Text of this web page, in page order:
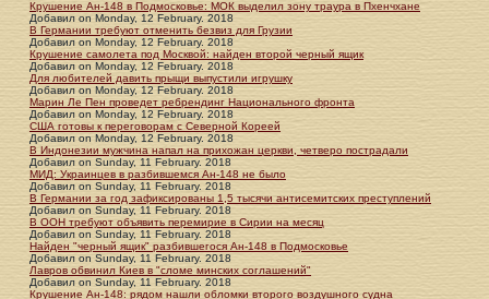
Крушение Ан-148 в Подмосковье: МОК выделил зону траура в Пхенчхане
Добавил on Monday, 12 February. 2018
В Германии требуют отменить безвиз для Грузии
Добавил on Monday, 12 February. 2018
Крушение самолета под Москвой: найден второй черный ящик
Добавил on Monday, 12 February. 2018
Для любителей давить прыщи выпустили игрушку
Добавил on Monday, 12 February. 2018
Марин Ле Пен проведет ребрендинг Национального фронта
Добавил on Monday, 12 February. 2018
США готовы к переговорам с Северной Кореей
Добавил on Monday, 12 February. 2018
В Индонезии мужчина напал на прихожан церкви, четверо пострадали
Добавил on Sunday, 11 February. 2018
МИД: Украинцев в разбившемся Ан-148 не было
Добавил on Sunday, 11 February. 2018
В Германии за год зафиксированы 1,5 тысячи антисемитских преступлений
Добавил on Sunday, 11 February. 2018
В ООН требуют объявить перемирие в Сирии на месяц
Добавил on Sunday, 11 February. 2018
Найден "черный ящик" разбившегося Ан-148 в Подмосковье
Добавил on Sunday, 11 February. 2018
Лавров обвинил Киев в "сломе минских соглашений"
Добавил on Sunday, 11 February. 2018
Крушение Ан-148: рядом нашли обломки второго воздушного судна